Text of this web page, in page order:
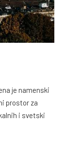
je namenski
prostor za
i svetski